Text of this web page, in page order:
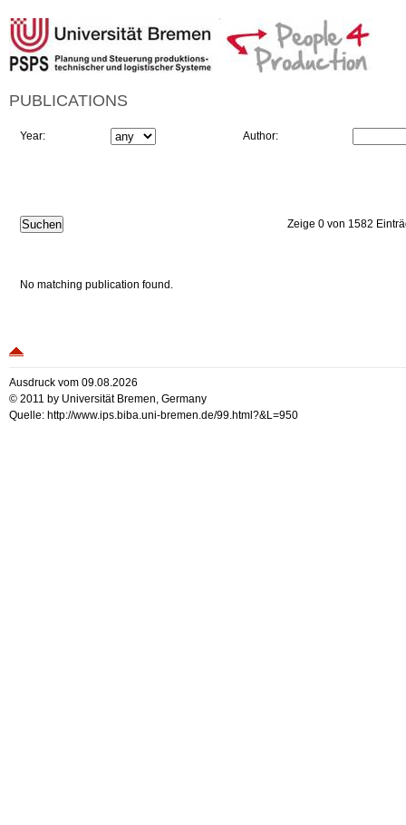
PUBLICATIONS
Year: Author:
Zeige 0 von 1582
No matching publication found.
Ausdruck vom 09.08.2026
© 2011 by Universität Bremen, Germany
Quelle: http://www.ips.biba.uni-bremen.de/99.html?&L=950